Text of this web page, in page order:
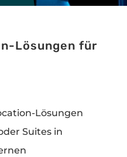
Lösungen für
Lösungen
Suites in